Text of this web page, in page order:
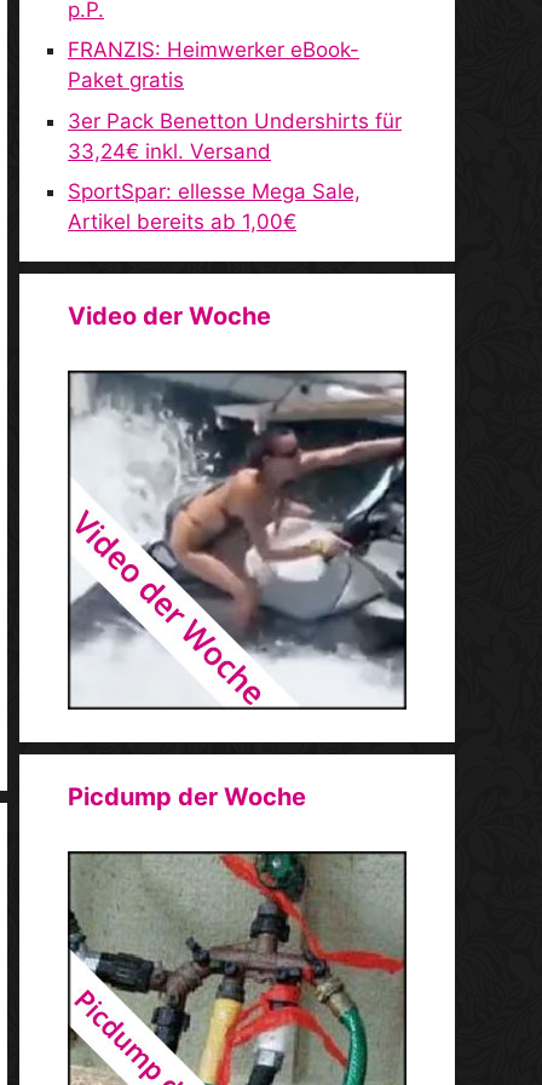
p.P.
FRANZIS: Heimwerker eBook-
Paket gratis
3er Pack Benetton Undershirts für
33,24€ inkl. Versand
SportSpar: ellesse Mega Sale,
Artikel bereits ab 1,00€
Video der Woche
Picdump der Woche